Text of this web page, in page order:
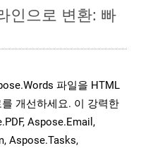
인으로 변환: 빠
파일을 HTML
개선하세요. 이 강력한
Aspose.Email,
Aspose.Tasks,